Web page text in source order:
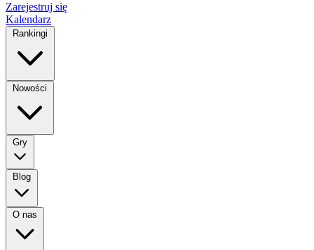
Zarejestruj się
Kalendarz
Rankingi
Nowości
Gry
Blog
O nas